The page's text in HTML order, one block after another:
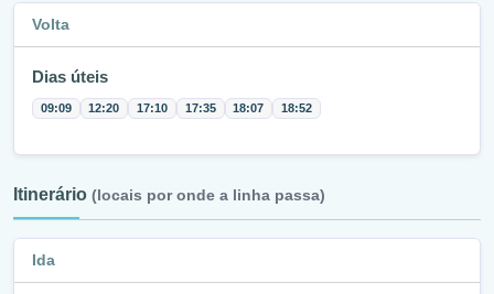
Volta
Dias úteis
09:09 12:20 17:10 17:35 18:07 18:52
Itinerário (locais por onde a linha passa)
Ida